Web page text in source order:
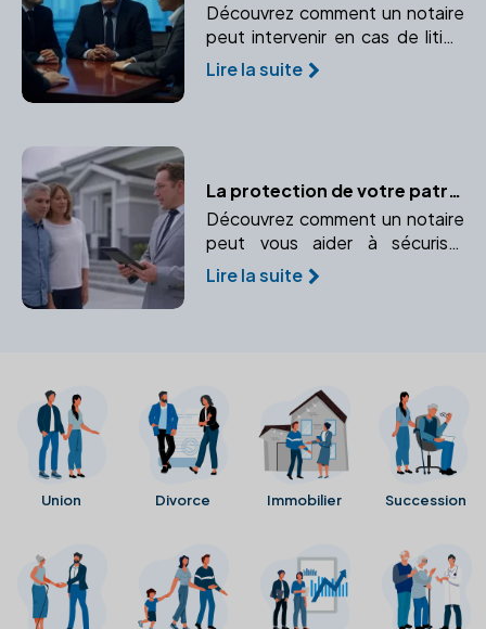
Découvrez comment un notaire
peut intervenir en cas de litige
entre associés et prévenir les
conflits. Points clefs : Médiation
Lire la suite
La protection de votre patrimoine immobilier face à l'imprévu grâce au notaire
Découvrez comment un notaire
peut vous aider à sécuriser
votre patrimoine immobilier face
à l'imprévu. Protégez vos biens
Lire la suite
Union Divorce Immobilier Succession